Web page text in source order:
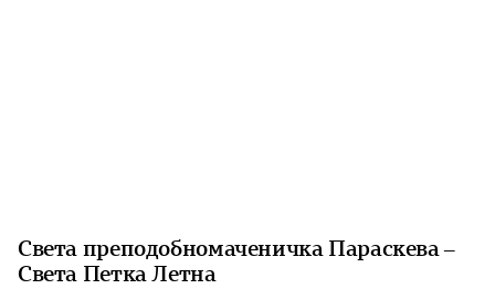
Света преподобномаченичка Параскева –
Света Петка Летна